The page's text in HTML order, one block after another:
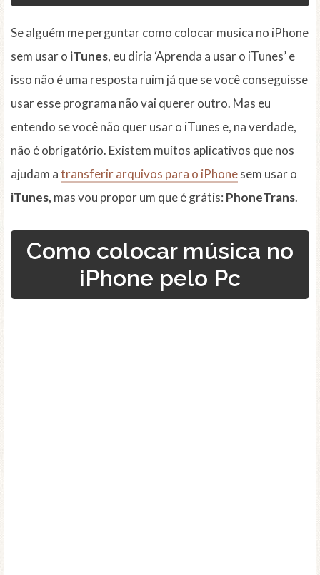
Se alguém me perguntar como colocar musica no iPhone
sem usar o iTunes, eu diria ‘Aprenda a usar o iTunes’ e
isso não é uma resposta ruim já que se você conseguisse
usar esse programa não vai querer outro. Mas eu
entendo se você não quer usar o iTunes e, na verdade,
não é obrigatório. Existem muitos aplicativos que nos
ajudam atransferir arquivos para o iPhonesem usar o
iTunes, mas vou propor um que é grátis: PhoneTrans.
Como colocar música no
iPhone pelo Pc